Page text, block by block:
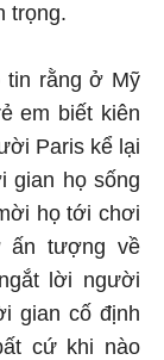
trọng.
tin rằng ở Mỹ
em biết kiên
Paris kể lại
gian họ sống
họ tới chơi
ấn tượng về
lời người
gian cố định
cứ khi nào